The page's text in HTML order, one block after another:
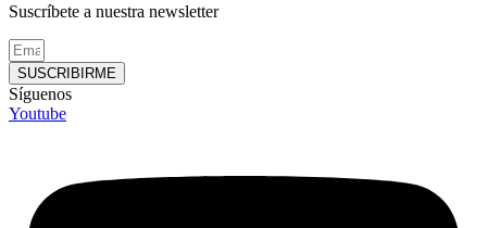
Suscríbete a nuestra newsletter
SUSCRIBIRME
Síguenos
Youtube